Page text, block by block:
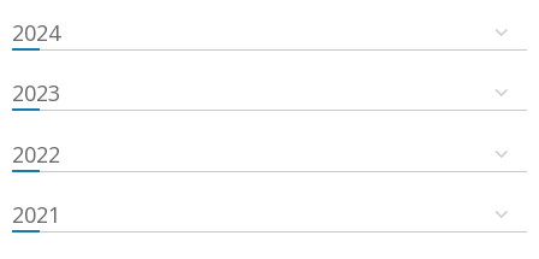
2024
2023
2022
2021